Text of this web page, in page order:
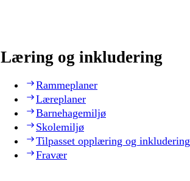
Læring og inkludering
Rammeplaner
Læreplaner
Barnehagemiljø
Skolemiljø
Tilpasset opplæring og inkludering
Fravær